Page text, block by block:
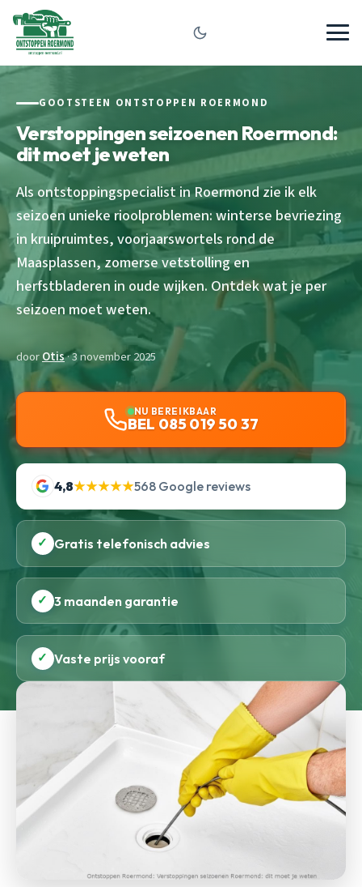
GOOTSTEEN ONTSTOPPEN ROERMOND
Verstoppingen seizoenen Roermond:
dit moet je weten
Als ontstoppingspecialist in Roermond zie ik elk
seizoen unieke rioolproblemen: winterse bevriezing
in kruipruimtes, voorjaarswortels rond de
Maasplassen, zomerse vetstolling en
herfstbladeren in oude wijken. Ontdek wat je per
seizoen moet weten.
doorOtis· 3 november 2025
NU BEREIKBAAR
BEL 085 019 50 37
4,8★★★★★568 Google reviews
✓ Gratis telefonisch advies
✓ 3 maanden garantie
✓ Vaste prijs vooraf